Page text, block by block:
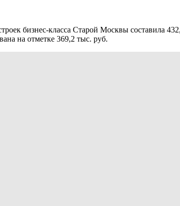
бизнес-класса Старой Москвы составила
на отметке 369,2 тыс. руб.